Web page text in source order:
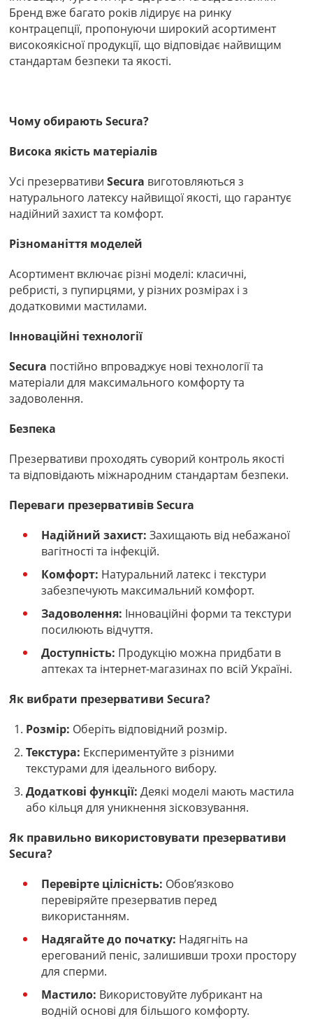
Бренд вже багато років лідирує на ринку
контрацепції, пропонуючи широкий асортимент
високоякісної продукції, що відповідає найвищим
стандартам безпеки та якості.
Чому обирають Secura?
Висока якість матеріалів
Усі презервативи Secura виготовляються з
натурального латексу найвищої якості, що гарантує
надійний захист та комфорт.
Різноманіття моделей
Асортимент включає різні моделі: класичні,
ребристі, з пупирцями, у різних розмірах і з
додатковими мастилами.
Інноваційні технології
Secura постійно впроваджує нові технології та
матеріали для максимального комфорту та
задоволення.
Безпека
Презервативи проходять суворий контроль якості
та відповідають міжнародним стандартам безпеки.
Переваги презервативів Secura
Надійний захист: Захищають від небажаної
вагітності та інфекцій.
Комфорт: Натуральний латекс і текстури
забезпечують максимальний комфорт.
Задоволення: Інноваційні форми та текстури
посилюють відчуття.
Доступність: Продукцію можна придбати в
аптеках та інтернет-магазинах по всій Україні.
Як вибрати презервативи Secura?
Розмір: Оберіть відповідний розмір.
Текстура: Експериментуйте з різними
текстурами для ідеального вибору.
Додаткові функції: Деякі моделі мають мастила
або кільця для уникнення зісковзування.
Як правильно використовувати презервативи
Secura?
Перевірте цілісність: Обов’язково
перевіряйте презерватив перед
використанням.
Надягайте до початку: Надягніть на
ерегований пеніс, залишивши трохи простору
для сперми.
Мастило: Використовуйте лубрикант на
водній основі для більшого комфорту.